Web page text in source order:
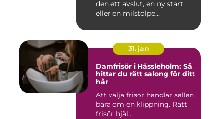
den ett avslut, en ny start
eller en milstolpe...
31. jan
Damfrisör i Hässleholm: Så
hittar du rätt salong för ditt
hår
Att välja frisör handlar sällan
bara om en klippning. Rätt
frisör hjäl...